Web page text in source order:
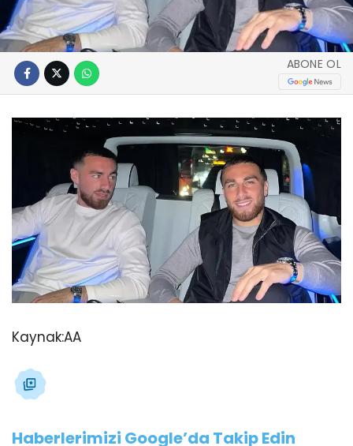
ABONE OL
Kaynak:AA
Haberlerimizi Google’da Takip Edin